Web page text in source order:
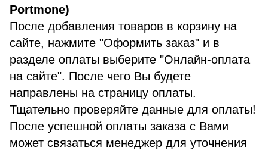
Portmone)
После добавления товаров в корзину на
сайте, нажмите "Оформить заказ" и в
разделе оплаты выберите "Онлайн-оплата
на сайте". После чего Вы будете
направлены на страницу оплаты.
Тщательно проверяйте данные для оплаты!
После успешной оплаты заказа с Вами
может связаться менеджер для уточнения